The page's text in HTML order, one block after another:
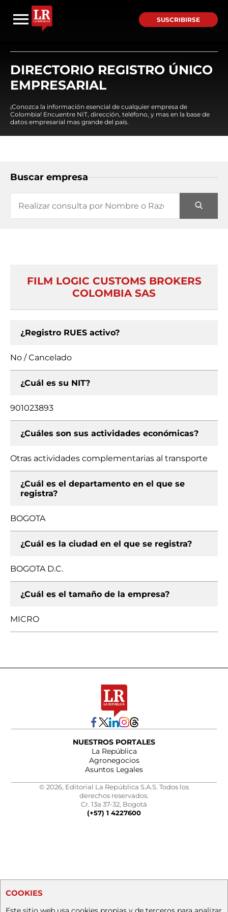
SUSCRIBIRSE
DIRECTORIO REGISTRO ÚNICO
EMPRESARIAL
¡Conozca la información esencial de cualquier empresa de
Colombia! Encuentre NIT, dirección, teléfono, y mas en la base de
datos empresarial mas grande del país.
Buscar empresa
FILM LOGIC CUSTOMS BROKERS
COLOMBIA SAS
¿Registro RUES activo?
No / Cancelado
¿Cuál es su NIT?
901023893
¿Cuáles son sus actividades económicas?
Otras actividades complementarias al transporte
¿Cuál es el departamento en el que se
registra?
BOGOTA
¿Cuál es la ciudad en el que se registra?
BOGOTA D.C.
¿Cuál es el tamaño de la empresa?
MICRO
NUESTROS PORTALES
La República
Agronegocios
Asuntos Legales
© 2026, Editorial La República S.A.S. Todos los
derechos reservados.
Cr. 13a 37-32, Bogotá
(+57) 1 4227600
COOKIES